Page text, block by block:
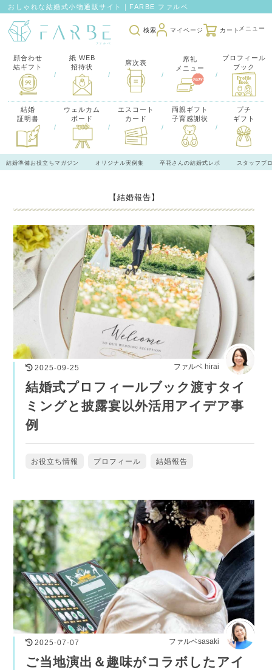
おしゃれな結婚式小物通販サイト｜FARBE ファルベ
検索 マイページ カート
顔合わせ
結ギフト
/
紙 WEB
招待状
/
席次表
/
席礼
メニュー
/
プロフィール
ブック
結婚
証明書
/
ウェルカム
ボード
/
エスコート
カード
/
両親ギフト
子育感謝状
/
プチ
ギフト
結婚準備お役立ちマガジン オリジナル実例集 卒花さんの結婚式レポ スタッフブ
【結婚報告】
ファルベ hirai
2025-09-25
結婚式プロフィールブック渡すタイ
ミングと披露宴以外活用アイデア事
例
お役立ち情報 プロフィール 結婚報告
ファルベsasaki
2025-07-07
ご当地演出＆趣味がコラボしたアイ